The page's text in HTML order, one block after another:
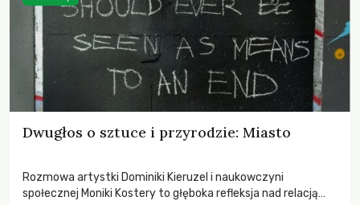
Dwugłos o sztuce i przyrodzie: Miasto
Rozmowa artystki Dominiki Kieruzel i naukowczyni
społecznej Moniki Kostery to głęboka refleksja nad relacją